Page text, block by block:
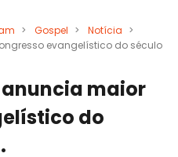
> Gospel > Notícia >
evangelístico do século
maior
do